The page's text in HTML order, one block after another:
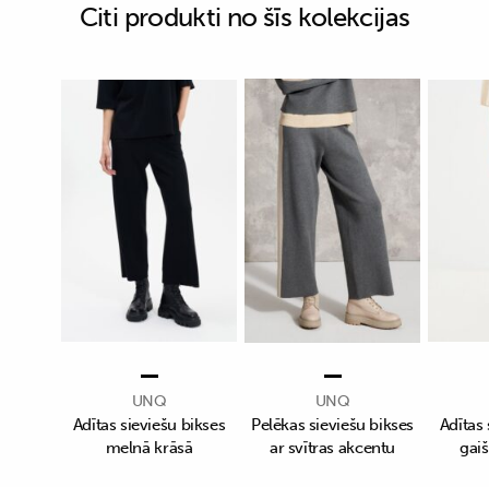
Citi produkti no šīs kolekcijas
UNQ
Adītas sieviešu bikses
melnā krāsā
UNQ
Pelēkas sieviešu bikses
ar svītras akcentu
Adītas